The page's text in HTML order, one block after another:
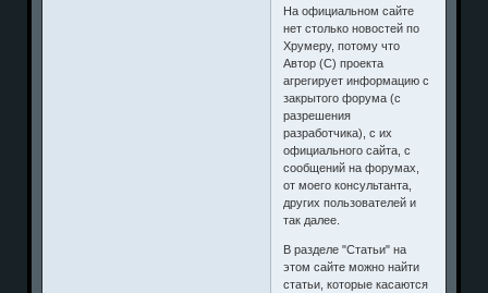
На официальном сайте
нет столько новостей по
Хрумеру, потому что
Автор (C) проекта
агрегирует информацию с
закрытого форума (с
разрешения
разработчика), с их
официального сайта, с
сообщений на форумах,
от моего консультанта,
других пользователей и
так далее.
В разделе "Статьи" на
этом сайте можно найти
статьи, которые касаются